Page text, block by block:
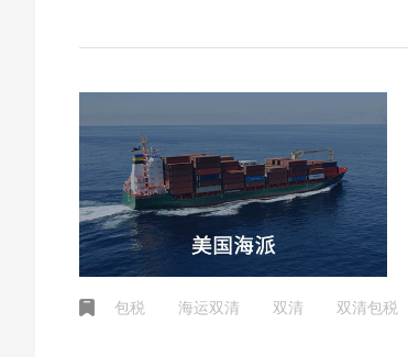
包税 海运双清 双清 双清包税